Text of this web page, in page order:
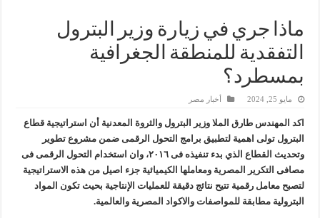
ماذا جري في زيارة وزير البترول
التفقدية للمنطقة الجغرافية
بمسطرد؟
مايو 25, 2024 أخبار مصر
اكد المهندس طارق الملا وزير البترول والثروة المعدنية أن استراتيجية قطاع
البترول تولى اهمية لتطبيق برامج التحول الرقمى ضمن مشروع تطوير
وتحديث القطاع الذي بدء تنفيذه فى ٢٠١٦، وان استخدام التحول الرقمى فى
مصافى التكرير المصرية ومعاملها الكيميائية جزء اصيل من هذه الاستراتيجية
لتصبح معامل رقمية تتيح نتائج دقيقة للعمليات الإنتاجية بحيث تكون المواد
البترولية مطابقة للمواصفات والاكواد المصرية والعالمية.